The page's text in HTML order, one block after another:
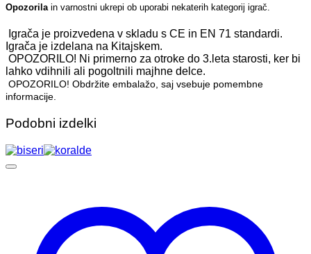
Opozorilain varnostni ukrepi ob uporabi nekaterih kategorij igrač.
Igrača je proizvedena v skladu s CE in EN 71 standardi.
Igrača je izdelana na Kitajskem.
OPOZORILO! Ni primerno za otroke do 3.leta starosti, ker bi
lahko vdihnili ali pogoltnili majhne delce.
OPOZORILO! Obdržite embalažo, saj vsebuje pomembne
informacije.
Podobni izdelki